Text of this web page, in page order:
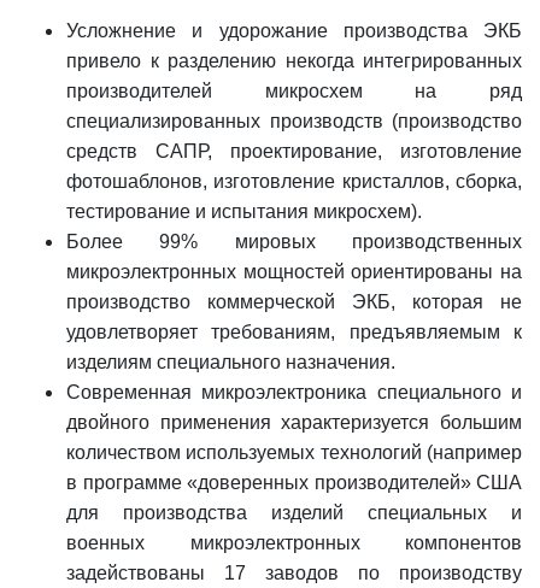
Усложнение и удорожание производства ЭКБ
привело к разделению некогда интегрированных
производителей микросхем на ряд
специализированных производств (производство
средств САПР, проектирование, изготовление
фотошаблонов, изготовление кристаллов, сборка,
тестирование и испытания микросхем).
Более 99% мировых производственных
микроэлектронных мощностей ориентированы на
производство коммерческой ЭКБ, которая не
удовлетворяет требованиям, предъявляемым к
изделиям специального назначения.
Современная микроэлектроника специального и
двойного применения характеризуется большим
количеством используемых технологий (например
в программе «доверенных производителей» США
для производства изделий специальных и
военных микроэлектронных компонентов
задействованы 17 заводов по производству